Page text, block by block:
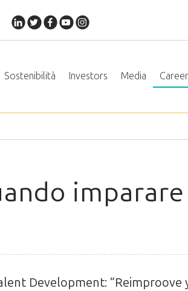
Sostenibilità Investors Media
imparare
Development: